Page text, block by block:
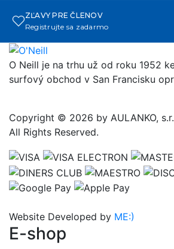
ZĽAVY PRE ČLENOV
Registrujte sa zadarmo
O Neill je na trhu už od roku 1952
surfový obchod v San Francisku
Copyright © 2026 by AULANKO,
All Rights Reserved.
Website Developed by ME:)
E-shop